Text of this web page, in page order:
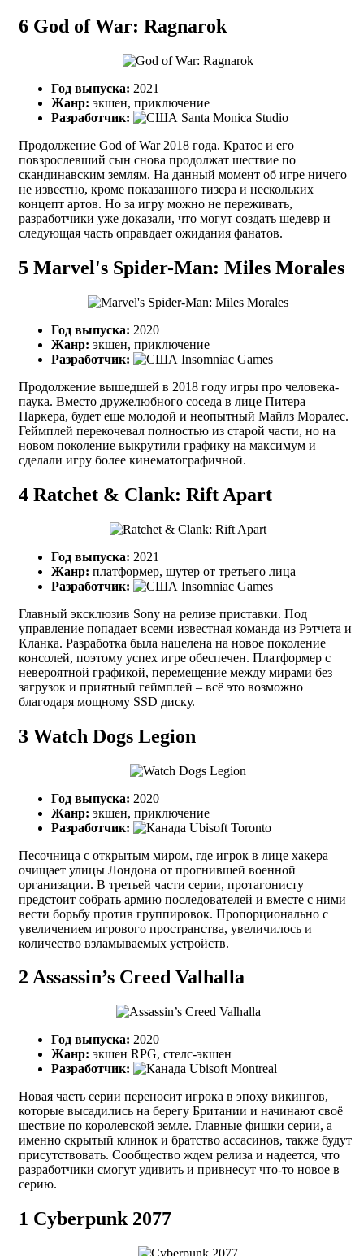
6 God of War: Ragnarok
Год выпуска: 2021
Жанр: экшен, приключение
Разработчик:
Santa Monica Studio
Продолжение God of War 2018 года. Кратос и его
повзрослевший сын снова продолжат шествие по
скандинавским землям. На данный момент об игре ничего
не известно, кроме показанного тизера и нескольких
концепт артов. Но за игру можно не переживать,
разработчики уже доказали, что могут создать шедевр и
следующая часть оправдает ожидания фанатов.
5 Marvel's Spider-Man: Miles Morales
Год выпуска: 2020
Жанр: экшен, приключение
Разработчик:
Insomniac Games
Продолжение вышедшей в 2018 году игры про человека-
паука. Вместо дружелюбного соседа в лице Питера
Паркера, будет еще молодой и неопытный Майлз Моралес.
Геймплей перекочевал полностью из старой части, но на
новом поколение выкрутили графику на максимум и
сделали игру более кинематографичной.
4 Ratchet & Clank: Rift Apart
Год выпуска: 2021
Жанр: платформер, шутер от третьего лица
Разработчик:
Insomniac Games
Главный эксклюзив Sony на релизе приставки. Под
управление попадает всеми известная команда из Рэтчета и
Кланка. Разработка была нацелена на новое поколение
консолей, поэтому успех игре обеспечен. Платформер с
невероятной графикой, перемещение между мирами без
загрузок и приятный геймплей – всё это возможно
благодаря мощному SSD диску.
3 Watch Dogs Legion
Год выпуска: 2020
Жанр: экшен, приключение
Разработчик:
Ubisoft Toronto
Песочница с открытым миром, где игрок в лице хакера
очищает улицы Лондона от прогнившей военной
организации. В третьей части серии, протагонисту
предстоит собрать армию последователей и вместе с ними
вести борьбу против группировок. Пропорционально с
увеличением игрового пространства, увеличилось и
количество взламываемых устройств.
2 Assassin’s Creed Valhalla
Год выпуска: 2020
Жанр: экшен RPG, стелс-экшен
Разработчик:
Ubisoft Montreal
Новая часть серии переносит игрока в эпоху викингов,
которые высадились на берегу Британии и начинают своё
шествие по королевской земле. Главные фишки серии, а
именно скрытый клинок и братство ассасинов, также будут
присутствовать. Сообщество ждем релиза и надеется, что
разработчики смогут удивить и привнесут что-то новое в
серию.
1 Cyberpunk 2077